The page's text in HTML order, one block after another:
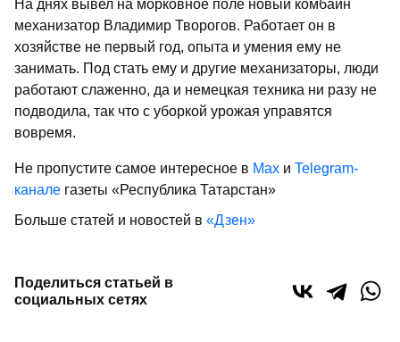
На днях вывел на морковное поле новый комбайн
механизатор Владимир Творогов. Работает он в
хозяйстве не первый год, опыта и умения ему не
занимать. Под стать ему и другие механизаторы, люди
работают слаженно, да и немецкая техника ни разу не
подводила, так что с уборкой урожая управятся
вовремя.
Не пропустите самое интересное в Max и Telegram-
канале газеты «Республика Татарстан»
Больше статей и новостей в «Дзен»
Поделиться статьей в
социальных сетях